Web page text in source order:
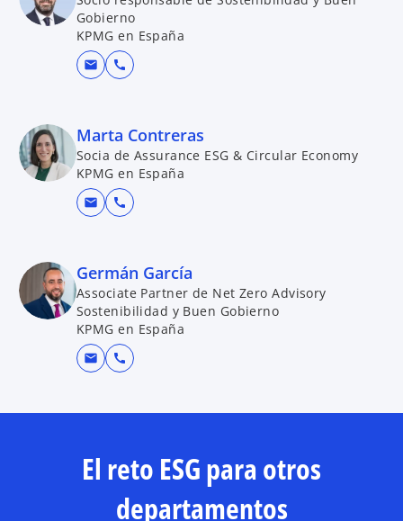
Gobierno
KPMG en España
mail call
Marta Contreras
Socia de Assurance ESG & Circular Economy
KPMG en España
mail call
Germán García
Associate Partner de Net Zero Advisory
Sostenibilidad y Buen Gobierno
KPMG en España
mail call
El reto ESG para otros
departamentos